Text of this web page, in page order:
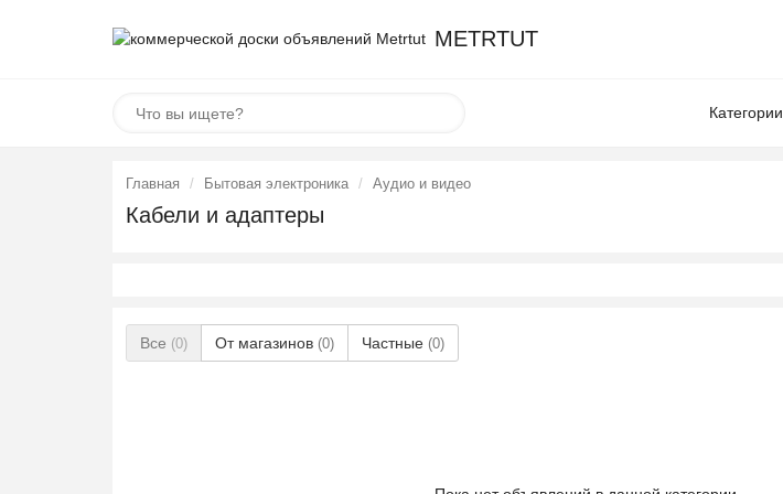
METRTUT
Категории
Главная Бытовая электроника Аудио и видео
Кабели и адаптеры
Все (0) От магазинов (0) Частные (0)